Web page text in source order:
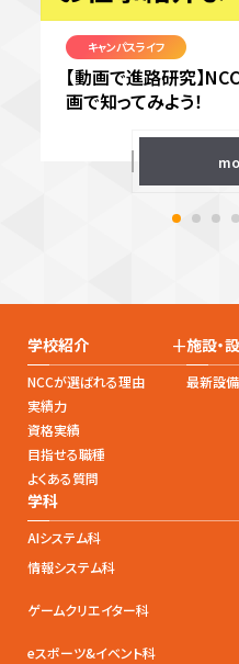
キャンパスライフ
【動画で進路研究】
画で知ってみよう！
学校紹介 +
NCCが選ばれる理由
実績力
資格実績
目指せる職種
よくある質問
施設・
最新設備
学科
AIシステム科
情報システム科
ゲームクリエイター科
eスポーツ&イベント科